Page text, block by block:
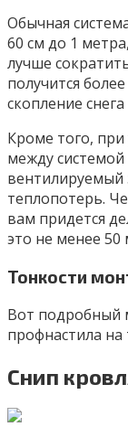
Обычная
60 см до 1
лучше
получится
скопление
Кроме того,
между
вентилируемый
теплопотерь.
вам придется
это не менее 50
Тонкости
Вот подробный
профнастила
Снип